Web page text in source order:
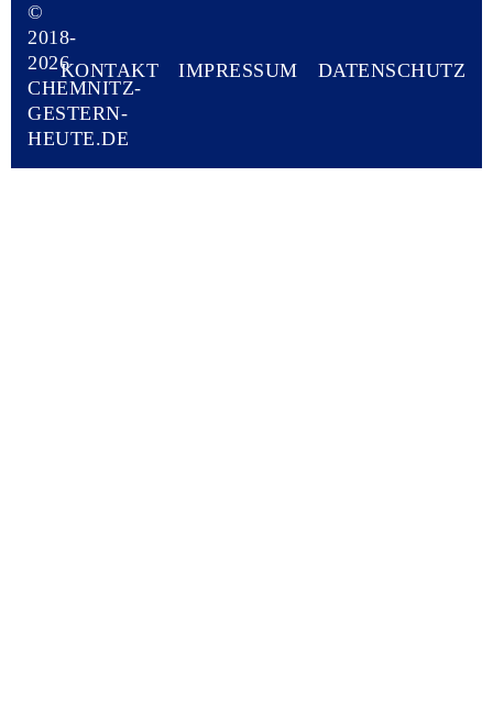
©
2018-
2026
CHEMNITZ-
GESTERN-
HEUTE.DE
KONTAKT IMPRESSUM DATENSCHUTZ